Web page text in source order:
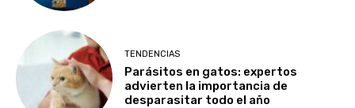
TENDENCIAS
Parásitos en gatos: expertos
advierten la importancia de
desparasitar todo el año